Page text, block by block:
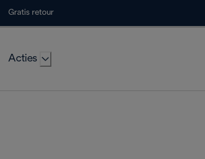
Gratis retour
Acties